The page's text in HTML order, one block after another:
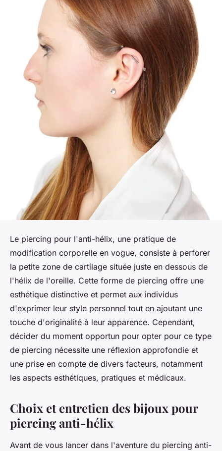
Le piercing pour l'anti-hélix, une pratique de
modification corporelle en vogue, consiste à perforer
la petite zone de cartilage située juste en dessous de
l'hélix de l'oreille. Cette forme de piercing offre une
esthétique distinctive et permet aux individus
d'exprimer leur style personnel tout en ajoutant une
touche d'originalité à leur apparence. Cependant,
décider du moment opportun pour opter pour ce type
de piercing nécessite une réflexion approfondie et
une prise en compte de divers facteurs, notamment
les aspects esthétiques, pratiques et médicaux.
Choix et entretien des bijoux pour
piercing anti-hélix
Avant de vous lancer dans l'aventure du piercing anti-